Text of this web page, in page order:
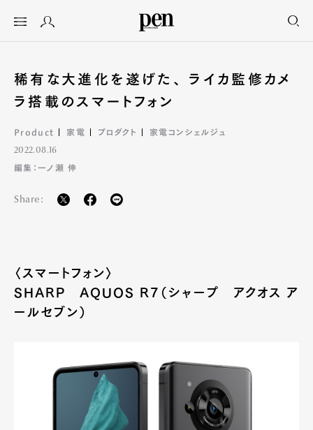
稀有な大進化を遂げた、 ライカ監修カメ
ラ搭載のスマートフォン
Product 家電 プロダクト 家電コンシェルジュ
2022.08.16
編集：一ノ瀬 伸
Share:
〈スマートフォン〉
SHARP AQUOS R7（シャープ アクオス ア
ールセブン）